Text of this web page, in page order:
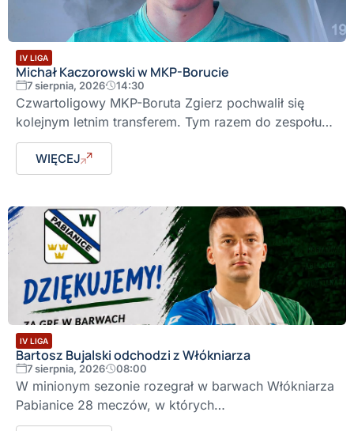
IV LIGA
Michał Kaczorowski w MKP-Borucie
7 sierpnia, 2026 14:30
Czwartoligowy MKP-Boruta Zgierz pochwalił się
kolejnym letnim transferem. Tym razem do zespołu…
WIĘCEJ
IV LIGA
Bartosz Bujalski odchodzi z Włókniarza
7 sierpnia, 2026 08:00
W minionym sezonie rozegrał w barwach Włókniarza
Pabianice 28 meczów, w których…